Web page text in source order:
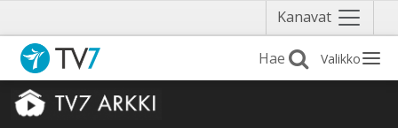
Kanavat Näytä
valikko
Valikko